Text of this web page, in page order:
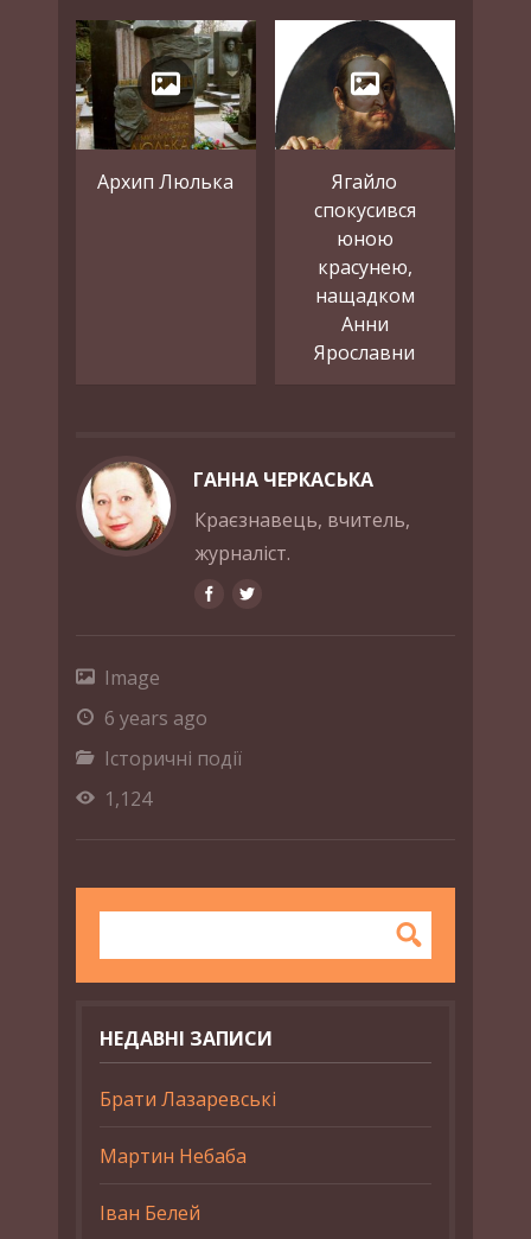
Архип Люлька
Ягайло
спокусився
юною
красунею,
нащадком
Анни
Ярославни
ГАННА ЧЕРКАСЬКА
Краєзнавець, вчитель,
журналіст.
Image
6 years ago
Історичні події
1,124
НЕДАВНІ ЗАПИСИ
Брати Лазаревські
Мартин Небаба
Іван Белей